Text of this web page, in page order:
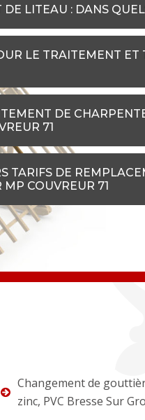
LITEAU : DANS
LE TRAITEMENT
DE
71
TARIFS DE
COUVREUR 71
Changement de
zinc, PVC Bresse Sur